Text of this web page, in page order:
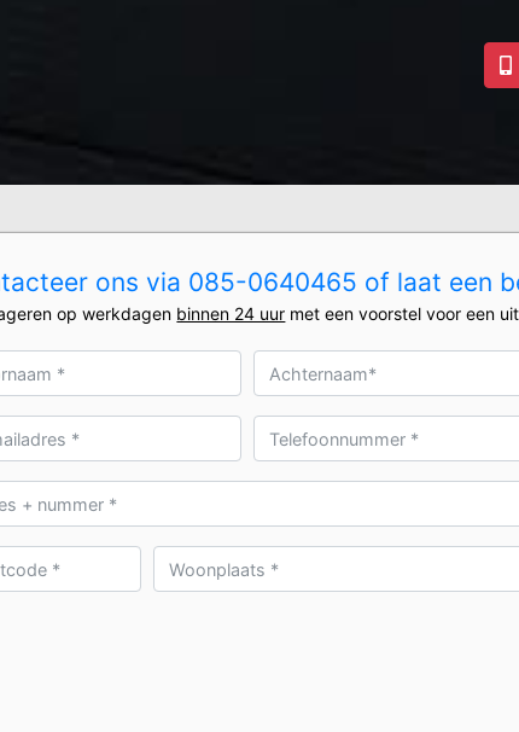
ons via 085-0640465 of laat een
op werkdagen binnen 24 uur met een voorstel voor een